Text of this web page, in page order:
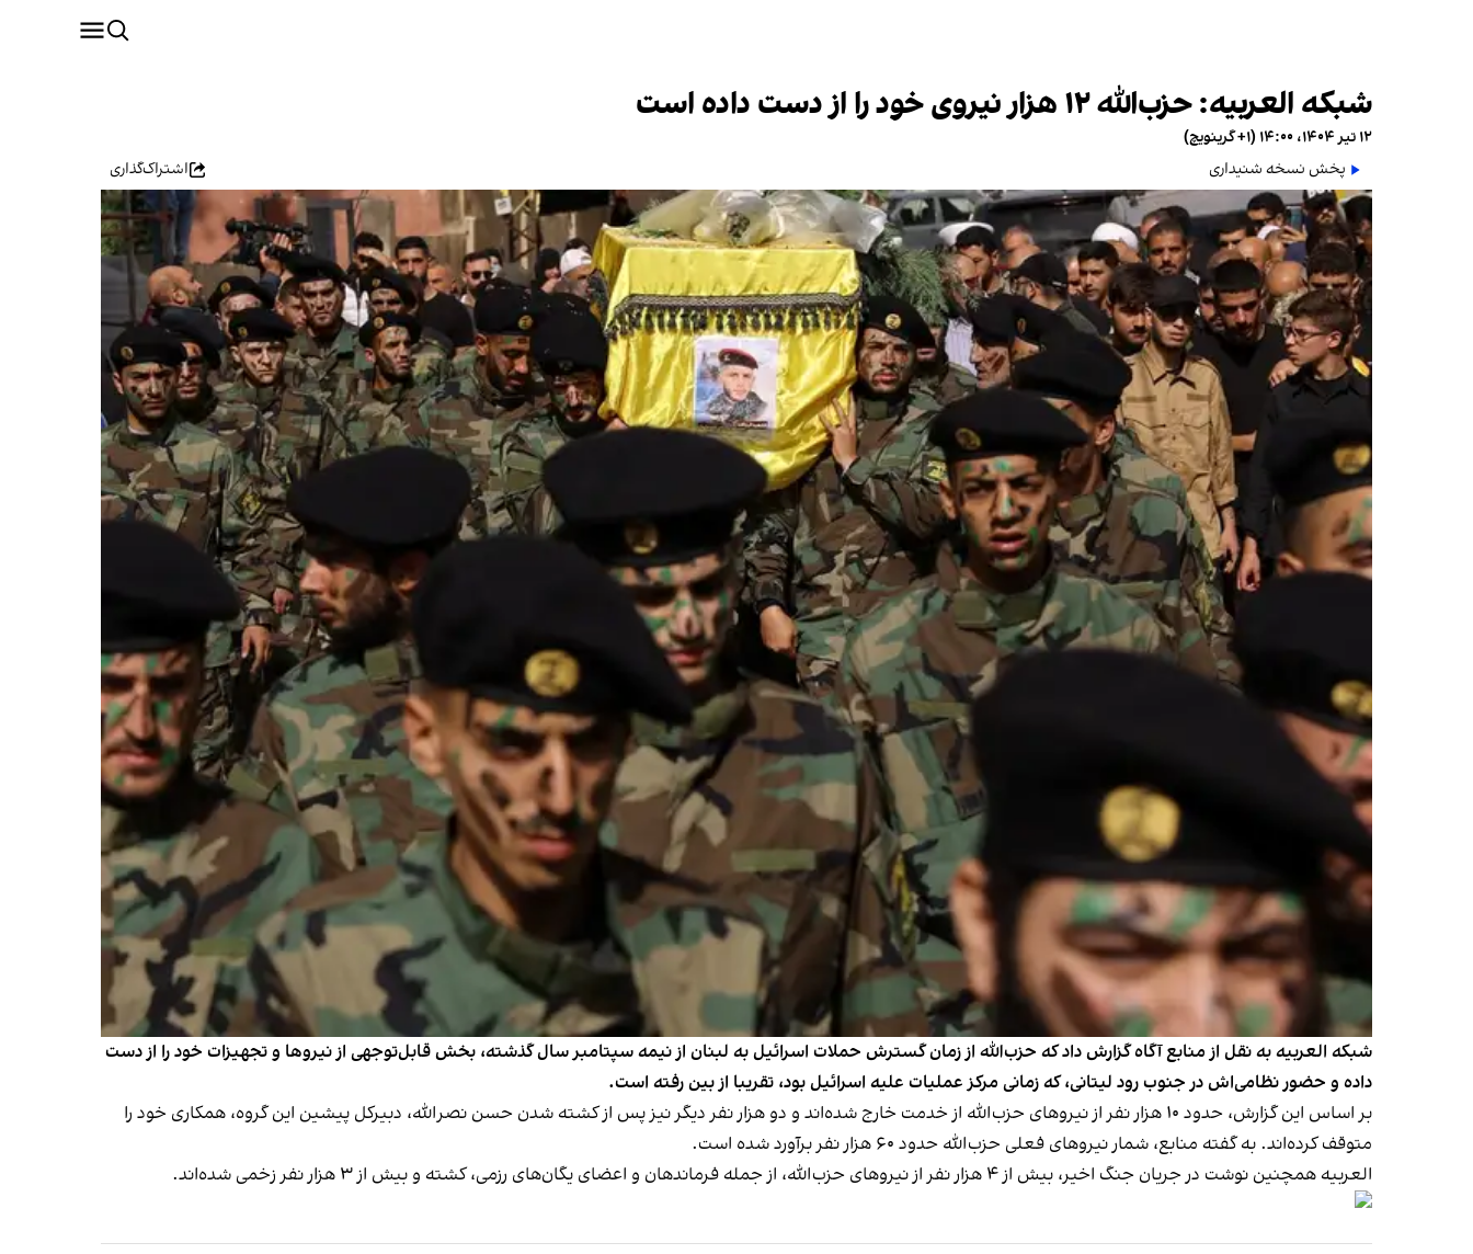
شبکه العربیه: حزب‌الله ۱۲ هزار نیروی خود را از دست داده است
۱۲ تیر ۱۴۰۴، ۱۴:۰۰ (‎+۱ گرینویچ)
پخش نسخه شنیداری
اشتراک‌گذاری
شبکه العربیه به نقل از منابع آگاه گزارش داد که حزب‌الله از زمان گسترش حملات اسرائیل به لبنان از نیمه سپتامبر سال گذشته، بخش قابل‌توجهی از نیروها و تجهیزات خود را از دست
داده و حضور نظامی‌اش در جنوب رود لیتانی، که زمانی مرکز عملیات علیه اسرائیل بود، تقریبا از بین رفته است.
بر اساس این گزارش، حدود ۱۰ هزار نفر از نیروهای حزب‌الله از خدمت خارج شده‌اند و دو هزار نفر دیگر نیز پس از کشته شدن حسن نصرالله، دبیرکل پیشین این گروه، همکاری خود را
متوقف کرده‌اند. به گفته منابع، شمار نیروهای فعلی حزب‌الله حدود ۶۰ هزار نفر برآورد شده است.
العربیه همچنین نوشت در جریان جنگ اخیر، بیش از ۴ هزار نفر از نیروهای حزب‌الله، از جمله فرماندهان و اعضای یگان‌های رزمی، کشته و بیش از ۳ هزار نفر زخمی شده‌اند.